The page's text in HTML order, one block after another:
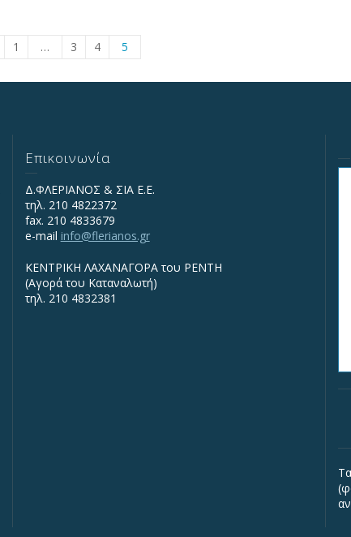
1 … 3 4 5
Επικοινωνία
Δ.ΦΛΕΡΙΑΝΟΣ & ΣΙΑ Ε.Ε.
τηλ. 210 4822372
fax. 210 4833679
e-mail info@flerianos.gr
ΚΕΝΤΡΙΚΗ ΛΑΧΑΝΑΓΟΡΑ του ΡΕΝΤΗ
(Αγορά του Καταναλωτή)
τηλ. 210 4832381